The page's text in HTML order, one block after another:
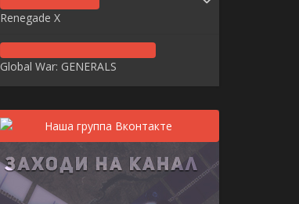
Renegade X
Global War: GENERALS